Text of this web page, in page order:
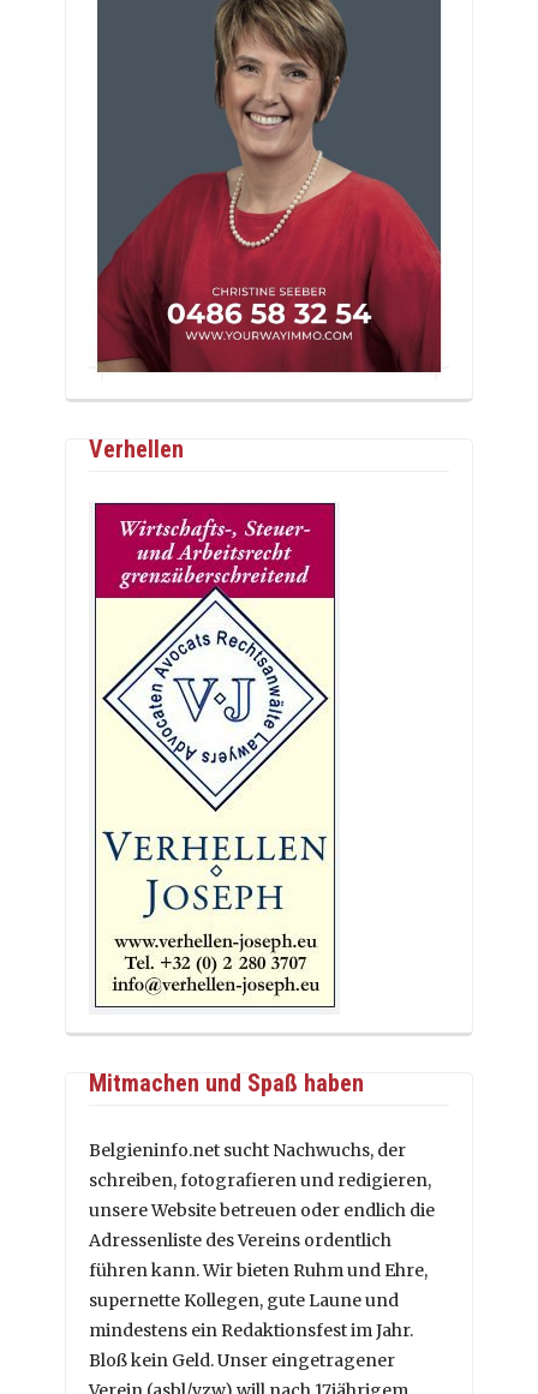
Verhellen
Mitmachen und Spaß haben
Belgieninfo.net sucht Nachwuchs, der
schreiben, fotografieren und redigieren,
unsere Website betreuen oder endlich die
Adressenliste des Vereins ordentlich
führen kann. Wir bieten Ruhm und Ehre,
supernette Kollegen, gute Laune und
mindestens ein Redaktionsfest im Jahr.
Bloß kein Geld. Unser eingetragener